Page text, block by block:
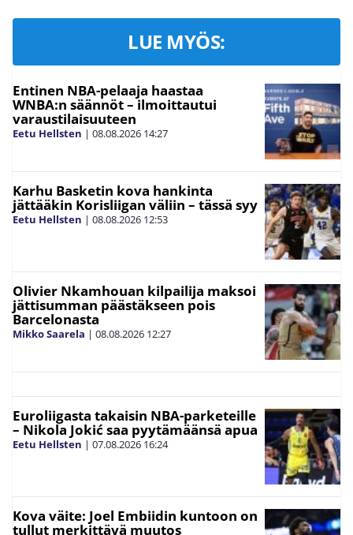
LUE MYÖS:
Entinen NBA-pelaaja haastaa
WNBA:n säännöt – ilmoittautui
varaustilaisuuteen
Eetu Hellsten | 08.08.2026 14:27
Karhu Basketin kova hankinta
jättääkin Korisliigan väliin – tässä syy
Eetu Hellsten | 08.08.2026 12:53
Olivier Nkamhouan kilpailija maksoi
jättisumman päästäkseen pois
Barcelonasta
Mikko Saarela | 08.08.2026 12:27
Euroliigasta takaisin NBA-parketeille
– Nikola Jokić saa pyytämäänsä apua
Eetu Hellsten | 07.08.2026 16:24
Kova väite: Joel Embiidin kuntoon on
tullut merkittävä muutos